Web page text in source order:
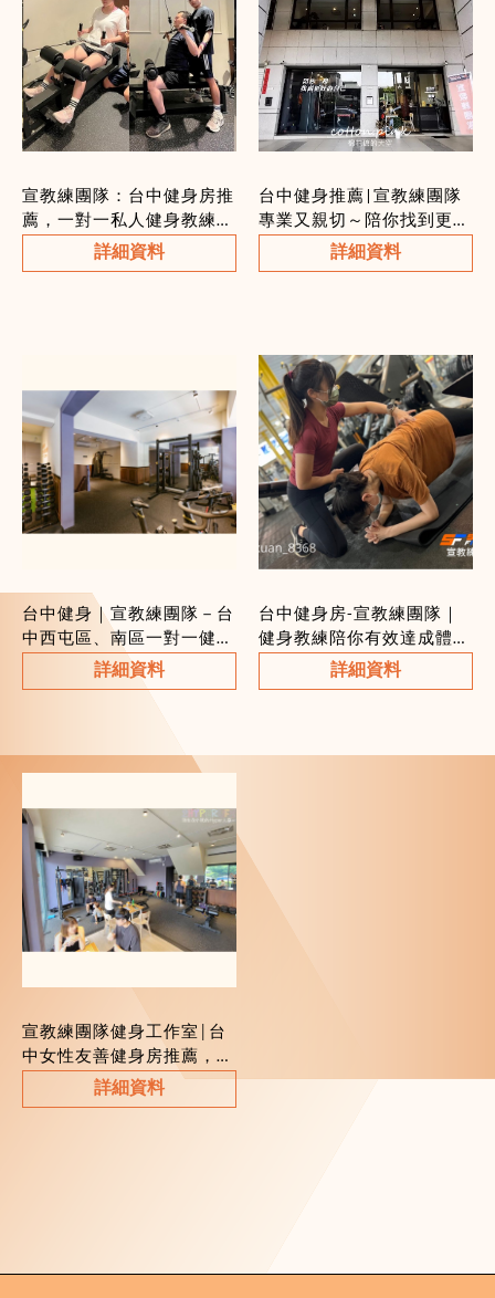
宣教練團隊：台中健身房推
薦，一對一私人健身教練，
客製化健身課程/飲食營養
規劃/運動按摩，新手女性
詳細資料
台中健身推薦|宣教練團隊
專業又親切～陪你找到更好
詳細資料
台中健身｜宣教練團隊－台
中西屯區、南區一對一健身
教練、運動按摩、明亮自然
採光環境，陪你一起找到更
詳細資料
台中健身房-宣教練團隊｜
健身教練陪你有效達成體態
目標！教學超細心、增肌減
脂客製化課表｜台中西屯健
詳細資料
宣教練團隊健身工作室│台
中女性友善健身房推薦，免
綁會籍可採一對一或一對二
上教練課，還有運動按摩協
詳細資料